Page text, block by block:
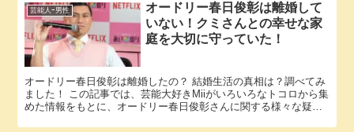
芸能人ｰ男性
オードリー春日俊彰は離婚して
いない！クミさんとの幸せな家
庭を大切に守っていた！
オードリー春日俊彰は離婚したの？ 結婚生活の真相は？調べてみ
ました！ この記事では、芸能大好きMiiがいろいろなトコロから集
めた情報をもとに、オードリー春日俊彰さんに関する様々な疑問